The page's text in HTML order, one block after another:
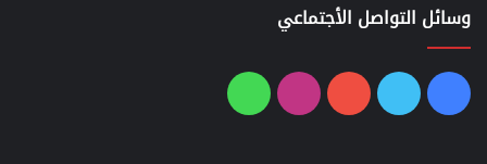
وسائل التواصل الأجتماعي
فيسبوك
تويتر يوتيوبانستقرامواتساب